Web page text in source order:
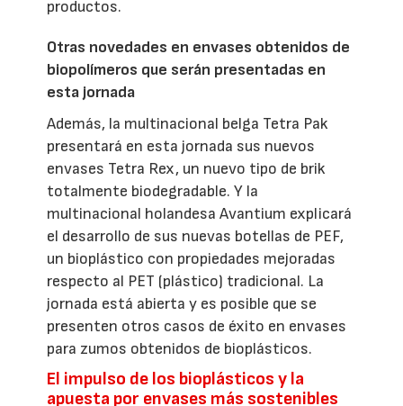
productos.
Otras novedades en envases obtenidos de
biopolímeros que serán presentadas en
esta jornada
Además, la multinacional belga Tetra Pak
presentará en esta jornada sus nuevos
envases Tetra Rex, un nuevo tipo de brik
totalmente biodegradable. Y la
multinacional holandesa Avantium explicará
el desarrollo de sus nuevas botellas de PEF,
un bioplástico con propiedades mejoradas
respecto al PET (plástico) tradicional. La
jornada está abierta y es posible que se
presenten otros casos de éxito en envases
para zumos obtenidos de bioplásticos.
El impulso de los bioplásticos y la
apuesta por envases más sostenibles